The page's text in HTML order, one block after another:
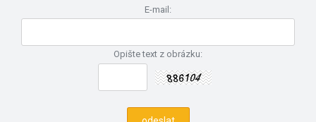
E-mail:
Opište text z obrázku: